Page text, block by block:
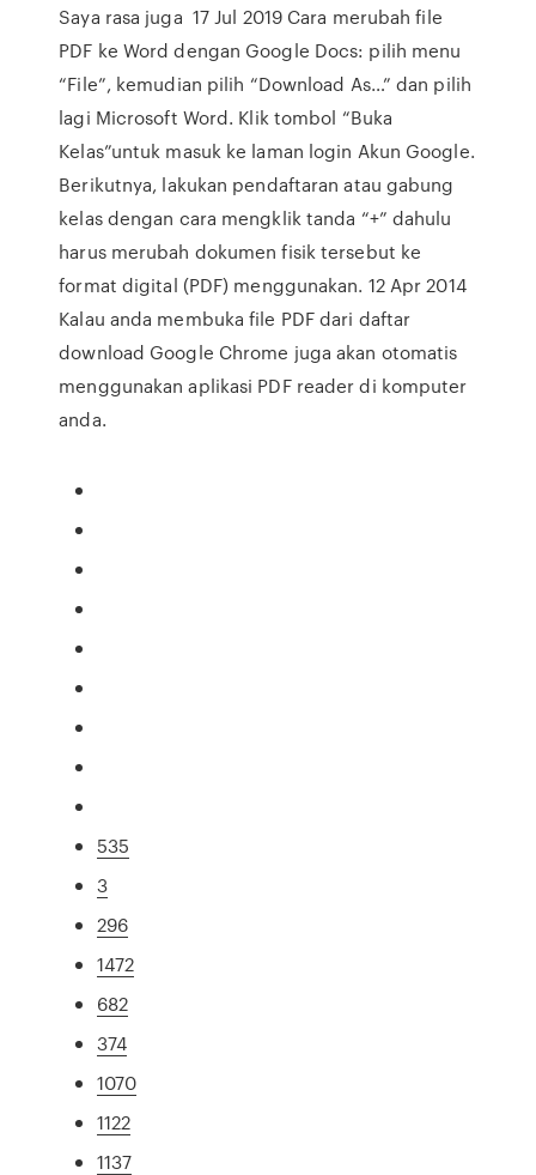
Saya rasa juga 17 Jul 2019 Cara merubah file
PDF ke Word dengan Google Docs: pilih menu
“File”, kemudian pilih “Download As…” dan pilih
lagi Microsoft Word. Klik tombol “Buka
Kelas”untuk masuk ke laman login Akun Google.
Berikutnya, lakukan pendaftaran atau gabung
kelas dengan cara mengklik tanda “+” dahulu
harus merubah dokumen fisik tersebut ke
format digital (PDF) menggunakan. 12 Apr 2014
Kalau anda membuka file PDF dari daftar
download Google Chrome juga akan otomatis
menggunakan aplikasi PDF reader di komputer
anda.
535
3
296
1472
682
374
1070
1122
1137